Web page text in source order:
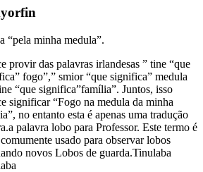
“pela minha medula”.
provir das palavras irlandesas ” tine “que
fogo”,” smior “que significa” medula
“que significa”família”. Juntos, isso
significar “Fogo na medula da minha
no entanto esta é apenas uma tradução
palavra lobo para Professor. Este termo é
usado para observar lobos
novos Lobos de guarda.Tinulaba